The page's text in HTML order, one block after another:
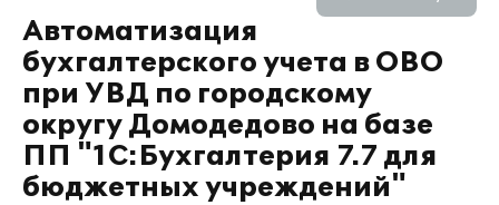
Автоматизация
бухгалтерского учета в ОВО
при УВД по городскому
округу Домодедово на базе
ПП "1С:Бухгалтерия 7.7 для
бюджетных учреждений"